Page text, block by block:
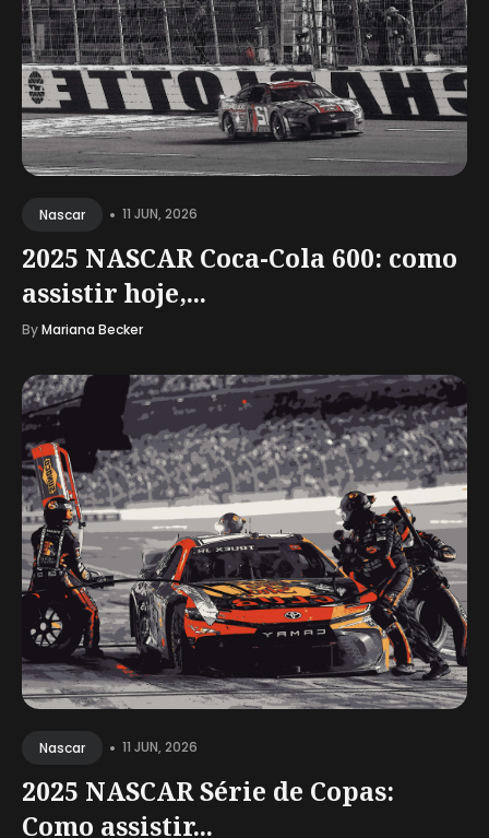
Nascar • 11 JUN, 2026
2025 NASCAR Coca-Cola 600: como
assistir hoje,...
ByMariana Becker
Nascar • 11 JUN, 2026
2025 NASCAR Série de Copas:
Como assistir...